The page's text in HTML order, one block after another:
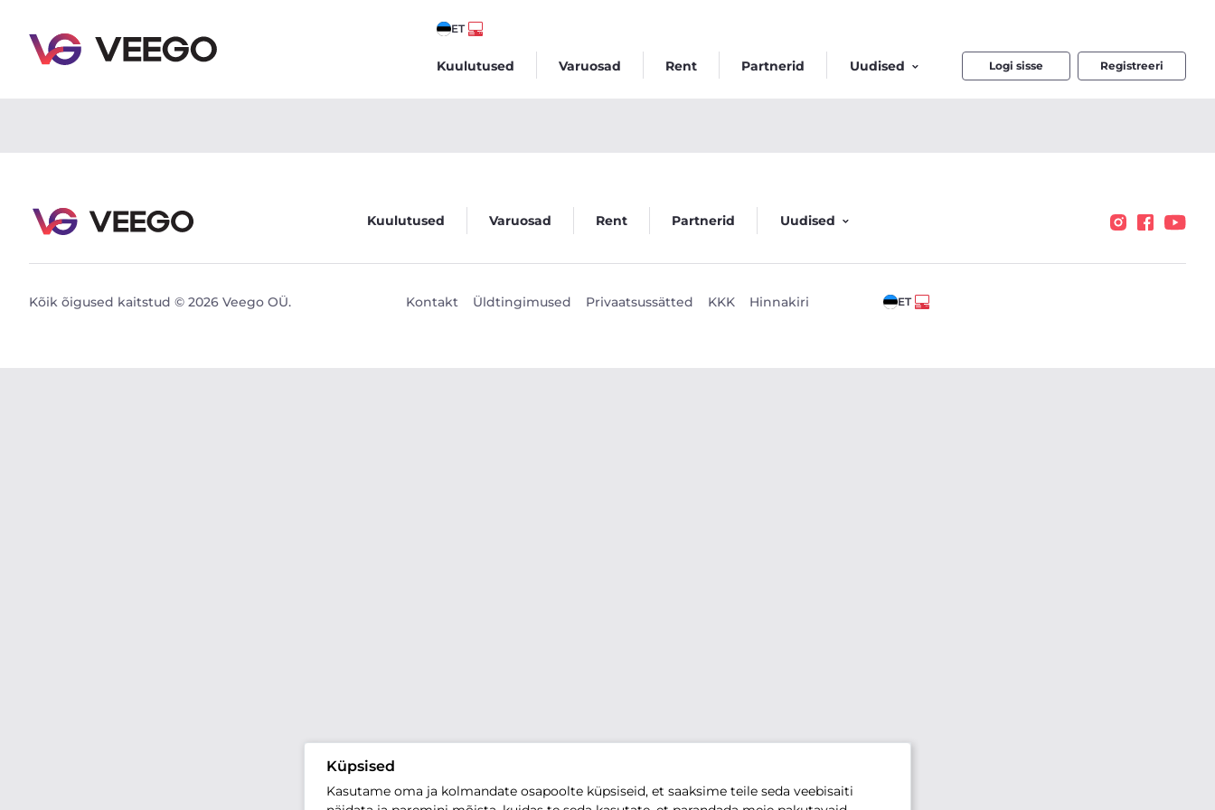
ET
Kuulutused Varuosad Rent Partnerid Uudised Logi sisse Registreeri
Küpsised
Kasutame oma ja kolmandate osapoolte küpsiseid, et saaksime teile seda veebisaiti
Kuulutused Varuosad Rent Partnerid Uudised
Kõik õigused kaitstud © 2026 Veego OÜ. Kontakt Üldtingimused Privaatsussätted KKK Hinnakiri ET